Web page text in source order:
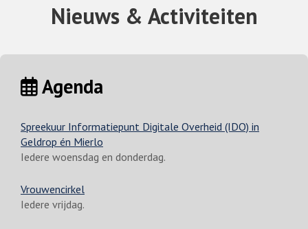
Nieuws & Activiteiten
Agenda
Spreekuur Informatiepunt Digitale Overheid (IDO) in
Geldrop én Mierlo
Iedere woensdag en donderdag.
Vrouwencirkel
Iedere vrijdag.